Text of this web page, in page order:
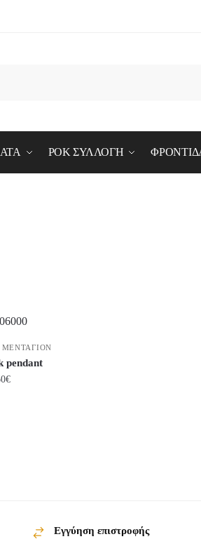
ΡΟΚ ΣΥΛΛΟΓΗ
ΜΕΝΤΑΓΙΟΝ
pendant
€
Εγγύηση επιστροφής